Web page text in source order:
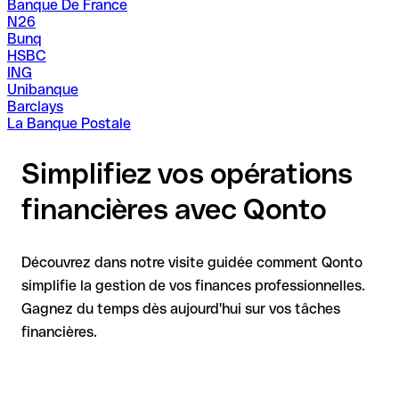
Banque De France
N26
Bunq
HSBC
ING
Unibanque
Barclays
La Banque Postale
Simplifiez vos opérations
financières avec Qonto
Découvrez dans notre visite guidée comment Qonto
simplifie la gestion de vos finances professionnelles.
Gagnez du temps dès aujourd'hui sur vos tâches
financières.